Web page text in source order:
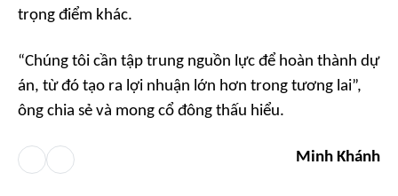
trọng điểm khác.
“Chúng tôi cần tập trung nguồn lực để hoàn thành dự
án, từ đó tạo ra lợi nhuận lớn hơn trong tương lai”,
ông chia sẻ và mong cổ đông thấu hiểu.
Minh Khánh